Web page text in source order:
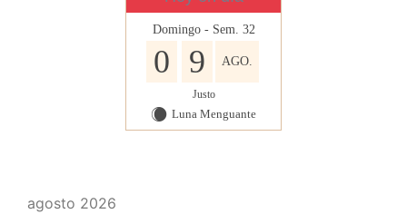
Domingo - Sem. 32
0 9 AGO.
Justo
X Luna Menguante
agosto 2026